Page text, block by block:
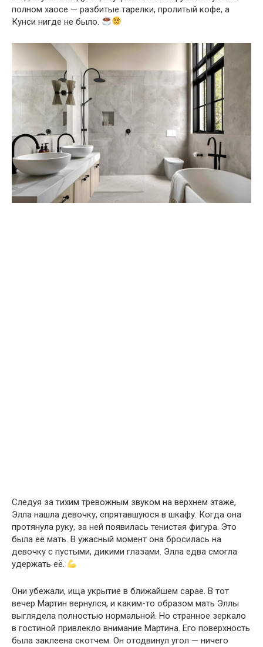
полном хаосе — разбитые тарелки, пролитый кофе, а
Кунси нигде не было.
Следуя за тихим тревожным звуком на верхнем этаже,
Элла нашла девочку, спрятавшуюся в шкафу. Когда она
протянула руку, за ней появилась тенистая фигура. Это
была её мать. В ужасный момент она бросилась на
девочку с пустыми, дикими глазами. Элла едва смогла
удержать её.
Они убежали, ища укрытие в ближайшем сарае. В тот
вечер Мартин вернулся, и каким-то образом мать Эллы
выглядела полностью нормальной. Но странное зеркало
в гостиной привлекло внимание Мартина. Его поверхность
была заклеена скотчем. Он отодвинул угол — ничего